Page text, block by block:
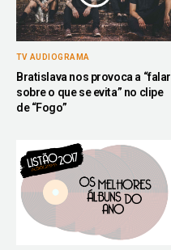
TV AUDIOGRAMA
Bratislava nos provoca a “falar
sobre o que se evita” no clipe
de “Fogo”